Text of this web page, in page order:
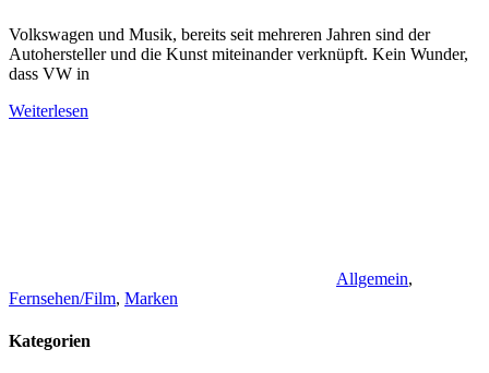
Volkswagen und Musik, bereits seit mehreren Jahren sind der
Autohersteller und die Kunst miteinander verknüpft. Kein Wunder,
dass VW in
Weiterlesen
Allgemein,
Fernsehen/Film, Marken
Kategorien